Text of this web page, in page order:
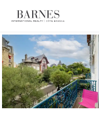
VENDU PAR BARNES